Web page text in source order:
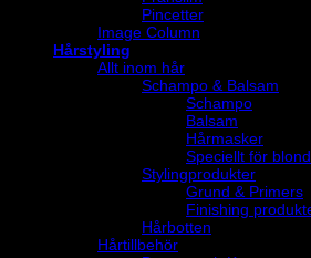
Pincetter
Image Column
Hårstyling
Allt inom hår
Schampo & Balsam
Schampo
Balsam
Hårmasker
Speciellt för
Stylingprodukter
Grund & Primers
Finishing
Hårbotten
Hårtillbehör